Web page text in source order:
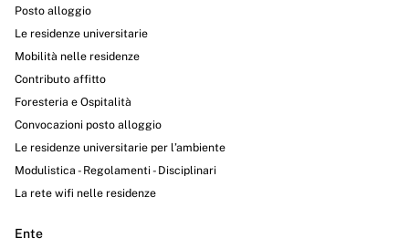
Posto alloggio
Le residenze universitarie
Mobilità nelle residenze
Contributo affitto
Foresteria e Ospitalità
Convocazioni posto alloggio
Le residenze universitarie per l’ambiente
Modulistica - Regolamenti - Disciplinari
La rete wifi nelle residenze
Ente